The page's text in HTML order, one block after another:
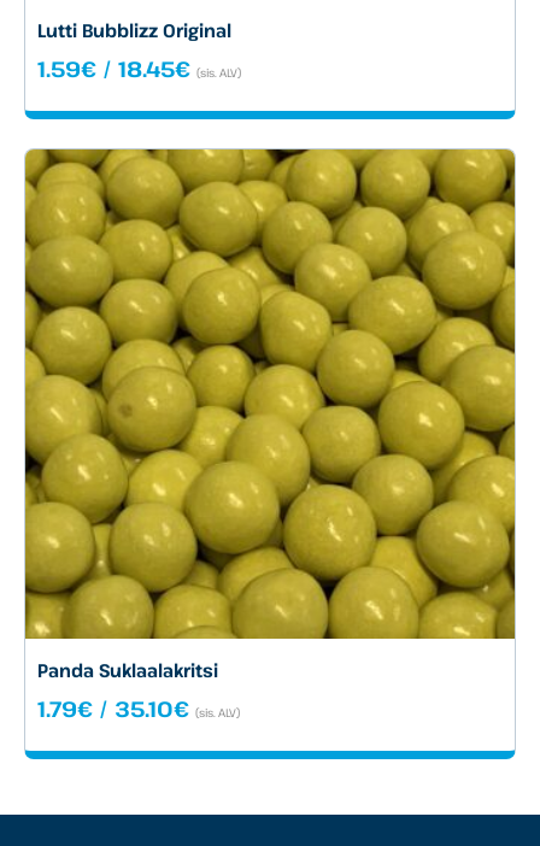
Lutti Bubblizz Original
1.59€ / 18.45€Hintaluokka:
-
(sis. ALV)
Panda Suklaalakritsi
1.79€ / 35.10€Hintaluokka:
-
(sis. ALV)